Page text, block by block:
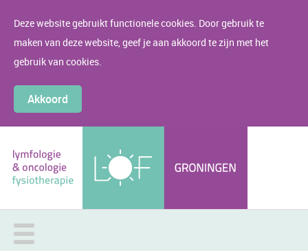
Deze website gebruikt functionele cookies. Door gebruik te
maken van deze website, geef je aan akkoord te zijn met het
gebruik van cookies.
Akkoord